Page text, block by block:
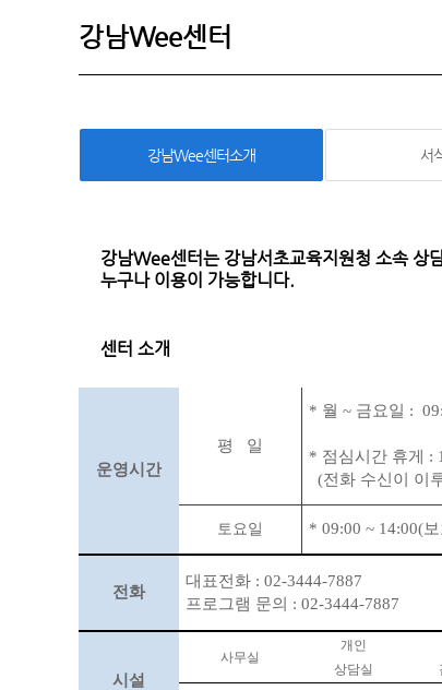
강남Wee센터
강남Wee센터소개 서
강남Wee센터는 강남서초교육지원청 소속 상
누구나 이용이 가능합니다.
센터 소개
운영시간
평 일
* 월 ~ 금요일 :
* 점심시간 휴게 :
(전화 수신이 이
토요일 * 09:00 ~ 14:00(
전화
대표전화 : 02-3444-7887
프로그램 문의 : 02-3444-7887
시설
사무실
개인
상담실